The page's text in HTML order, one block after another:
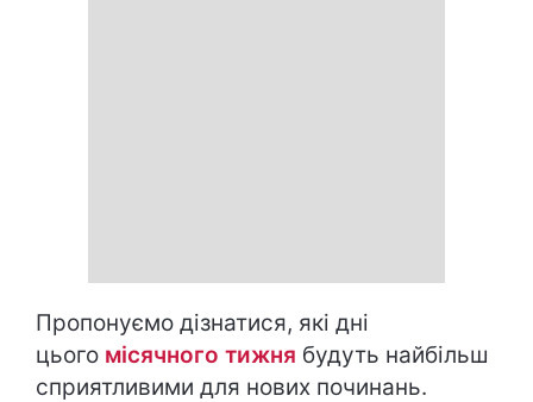
Пропонуємо дізнатися, які дні
цього місячного тижня будуть найбільш
сприятливими для нових починань.